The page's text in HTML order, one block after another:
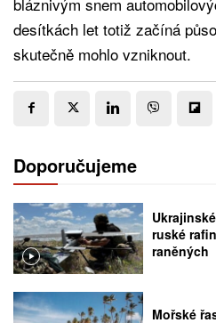
desítkách let totiž začíná
skutečně mohlo vzniknout.
Doporučujeme
ruské
raněných
Mořské